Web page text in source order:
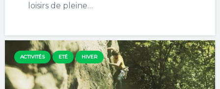
loisirs de pleine…
ACTIVITÉS ETÉ HIVER